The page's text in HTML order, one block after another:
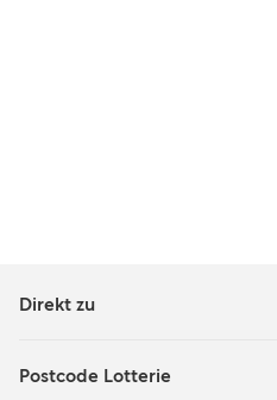
Direkt zu
Postcode Lotterie